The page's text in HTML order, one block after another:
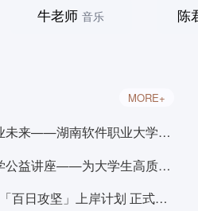
牛老师音乐 陈
MORE+
把握政策机遇，规划职业未来——湖南软件职业大学就业专题讲座
新百易教育湖南师范大学公益讲座——为大学生高质量就业精准导航
新百易教育·2026教师编「百日攻坚」上岸计划 正式启航